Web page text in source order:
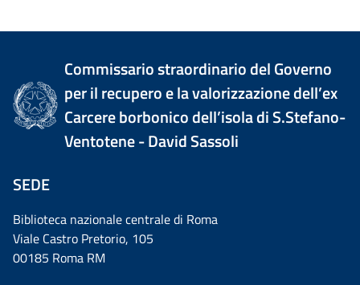
Commissario straordinario del Governo
per il recupero e la valorizzazione dell’ex
Carcere borbonico dell’isola di S.Stefano-
Ventotene - David Sassoli
SEDE
Biblioteca nazionale centrale di Roma
Viale Castro Pretorio, 105
00185 Roma RM